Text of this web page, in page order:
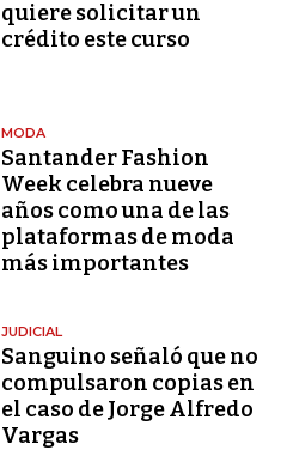
quiere solicitar un
crédito este curso
MODA
Santander Fashion
Week celebra nueve
años como una de las
plataformas de moda
más importantes
JUDICIAL
Sanguino señaló que no
compulsaron copias en
el caso de Jorge Alfredo
Vargas